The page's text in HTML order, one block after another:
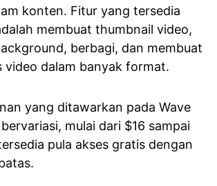
konten. Fitur yang tersedia
membuat thumbnail video,
berbagi, dan membuat
video dalam banyak format.
yang ditawarkan pada Wave
mulai dari $16 sampai
pula akses gratis dengan